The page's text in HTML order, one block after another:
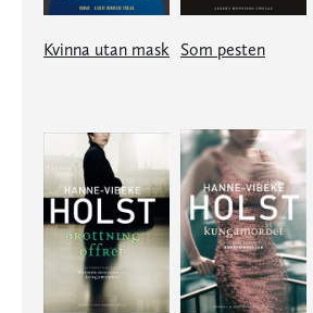
Kvinna utan mask Som pesten